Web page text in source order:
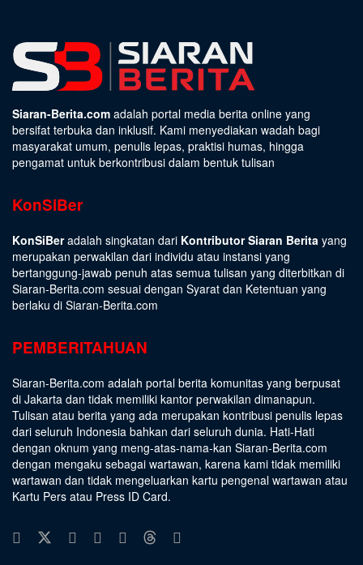
Siaran-Berita.com adalah portal media berita online yang
bersifat terbuka dan inklusif. Kami menyediakan wadah bagi
masyarakat umum, penulis lepas, praktisi humas, hingga
pengamat untuk berkontribusi dalam bentuk tulisan
KonSiBer
KonSiBeradalah singkatan dari Kontributor Siaran Berita yang
merupakan perwakilan dari individu atau instansi yang
bertanggung-jawab penuh atas semua tulisan yang diterbitkan di
Siaran-Berita.com sesuai dengan Syarat dan Ketentuan yang
berlaku di Siaran-Berita.com
PEMBERITAHUAN
Siaran-Berita.com adalah portal berita komunitas yang berpusat
di Jakarta dan tidak memiliki kantor perwakilan dimanapun.
Tulisan atau berita yang ada merupakan kontribusi penulis lepas
dari seluruh Indonesia bahkan dari seluruh dunia. Hati-Hati
dengan oknum yang meng-atas-nama-kan Siaran-Berita.com
dengan mengaku sebagai wartawan, karena kami tidak memiliki
wartawan dan tidak mengeluarkan kartu pengenal wartawan atau
Kartu Pers atau Press ID Card.